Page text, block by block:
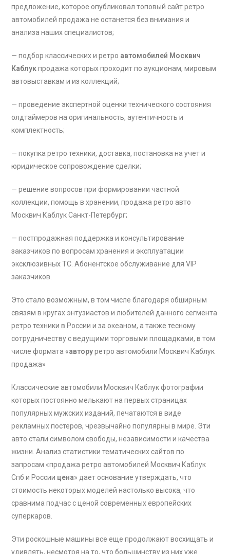
предложение, которое опубликовал топовый сайт ретро
автомобилей продажа не останется без внимания и
анализа наших специалистов;
— подбор классических и ретро автомобилей Москвич
Каблукпродажа которых проходит по аукционам, мировым
автовыставкам и из коллекций;
— проведение экспертной оценки технического состояния
олдтаймеров на оригинальность, аутентичность и
комплектность;
— покупка ретро техники, доставка, постановка на учет и
юридическое сопровождение сделки;
— решение вопросов при формировании частной
коллекции, помощь в хранении, продажа ретро авто
Москвич Каблук Санкт-Петербург;
— постпродажная поддержка и консультирование
заказчиков по вопросам хранения и эксплуатации
эксклюзивных ТС. Абонентское обслуживание для VIP
заказчиков.
Это стало возможным, в том числе благодаря обширным
связям в кругах энтузиастов и любителей данного сегмента
ретро техники в России и за океаном, а также тесному
сотрудничеству с ведущими торговыми площадками, в том
числе формата «авторуретро автомобили Москвич Каблук
продажа»
Классические автомобили Москвич Каблук фотографии
которых постоянно мелькают на первых страницах
популярных мужских изданий, печатаются в виде
рекламных постеров, чрезвычайно популярны в мире. Эти
авто стали символом свободы, независимости и качества
жизни. Анализ статистики тематических сайтов по
запросам «продажа ретро автомобилей Москвич Каблук
Спб и России цена» дает основание утверждать, что
стоимость некоторых моделей настолько высока, что
сравнима подчас с ценой современных европейских
суперкаров.
Эти роскошные машины все еще продолжают восхищать и
удивлять, несмотря на то, что большинству из них уже